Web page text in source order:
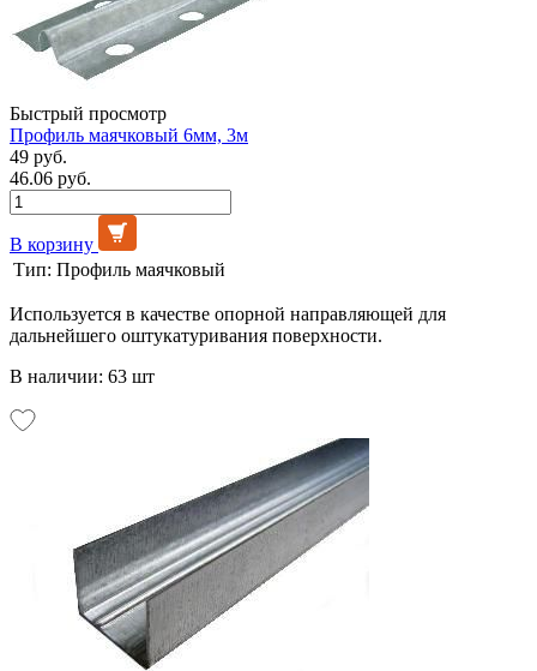
Быстрый просмотр
Профиль маячковый 6мм, 3м
49 руб.
46.06 руб.
В корзину
Тип: Профиль маячковый
Используется в качестве опорной направляющей для
дальнейшего оштукатуривания поверхности.
В наличии: 63 шт